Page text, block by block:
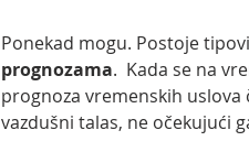
Ponekad mogu. Postoje
prognozama.  Kada se na
prognoza vremenskih
vazdušni talas, ne očekujući